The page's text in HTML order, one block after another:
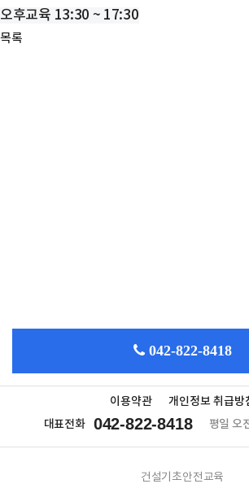
오후교육 13:30 ~ 17:30
목록
042-822-8418
이용약관
개인정보 취급방
대표전화 042-822-8418 평일 오
건설기초안전교육